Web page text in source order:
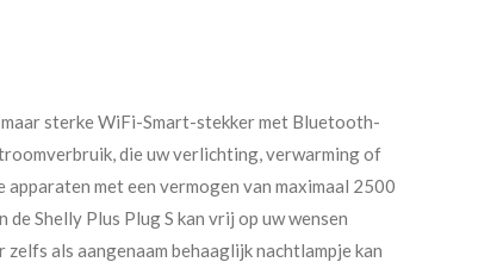
maar sterke WiFi-Smart-stekker met Bluetooth-
die uw verlichting, verwarming of
met een vermogen van maximaal 2500
Shelly Plus Plug S kan vrij op uw wensen
als aangenaam behaaglijk nachtlampje kan